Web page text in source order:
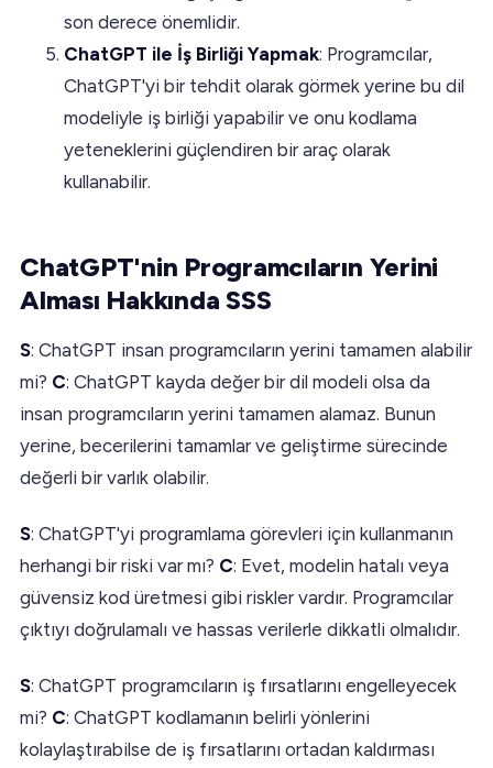
son derece önemlidir.
ChatGPT ile İş Birliği Yapmak: Programcılar,
ChatGPT'yi bir tehdit olarak görmek yerine bu dil
modeliyle iş birliği yapabilir ve onu kodlama
yeteneklerini güçlendiren bir araç olarak
kullanabilir.
ChatGPT'nin Programcıların Yerini
Alması Hakkında SSS
S: ChatGPT insan programcıların yerini tamamen alabilir
mi? C: ChatGPT kayda değer bir dil modeli olsa da
insan programcıların yerini tamamen alamaz. Bunun
yerine, becerilerini tamamlar ve geliştirme sürecinde
değerli bir varlık olabilir.
S: ChatGPT'yi programlama görevleri için kullanmanın
herhangi bir riski var mı? C: Evet, modelin hatalı veya
güvensiz kod üretmesi gibi riskler vardır. Programcılar
çıktıyı doğrulamalı ve hassas verilerle dikkatli olmalıdır.
S: ChatGPT programcıların iş fırsatlarını engelleyecek
mi? C: ChatGPT kodlamanın belirli yönlerini
kolaylaştırabilse de iş fırsatlarını ortadan kaldırması